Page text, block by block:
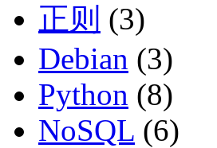
正则 (3)
Debian (3)
Python (8)
NoSQL (6)